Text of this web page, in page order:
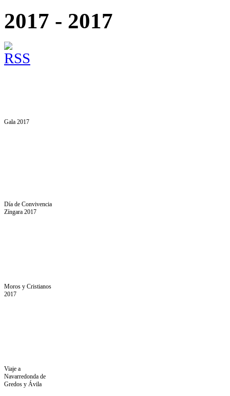
2017 - 2017
Gala 2017
Día de Convivencia
Zíngara 2017
Moros y Cristianos
2017
Viaje a
Navarredonda de
Gredos y Ávila